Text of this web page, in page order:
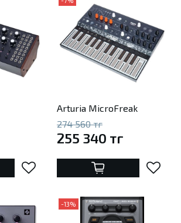
Arturia MicroFreak
274 560 тг
255 340 тг
-13%